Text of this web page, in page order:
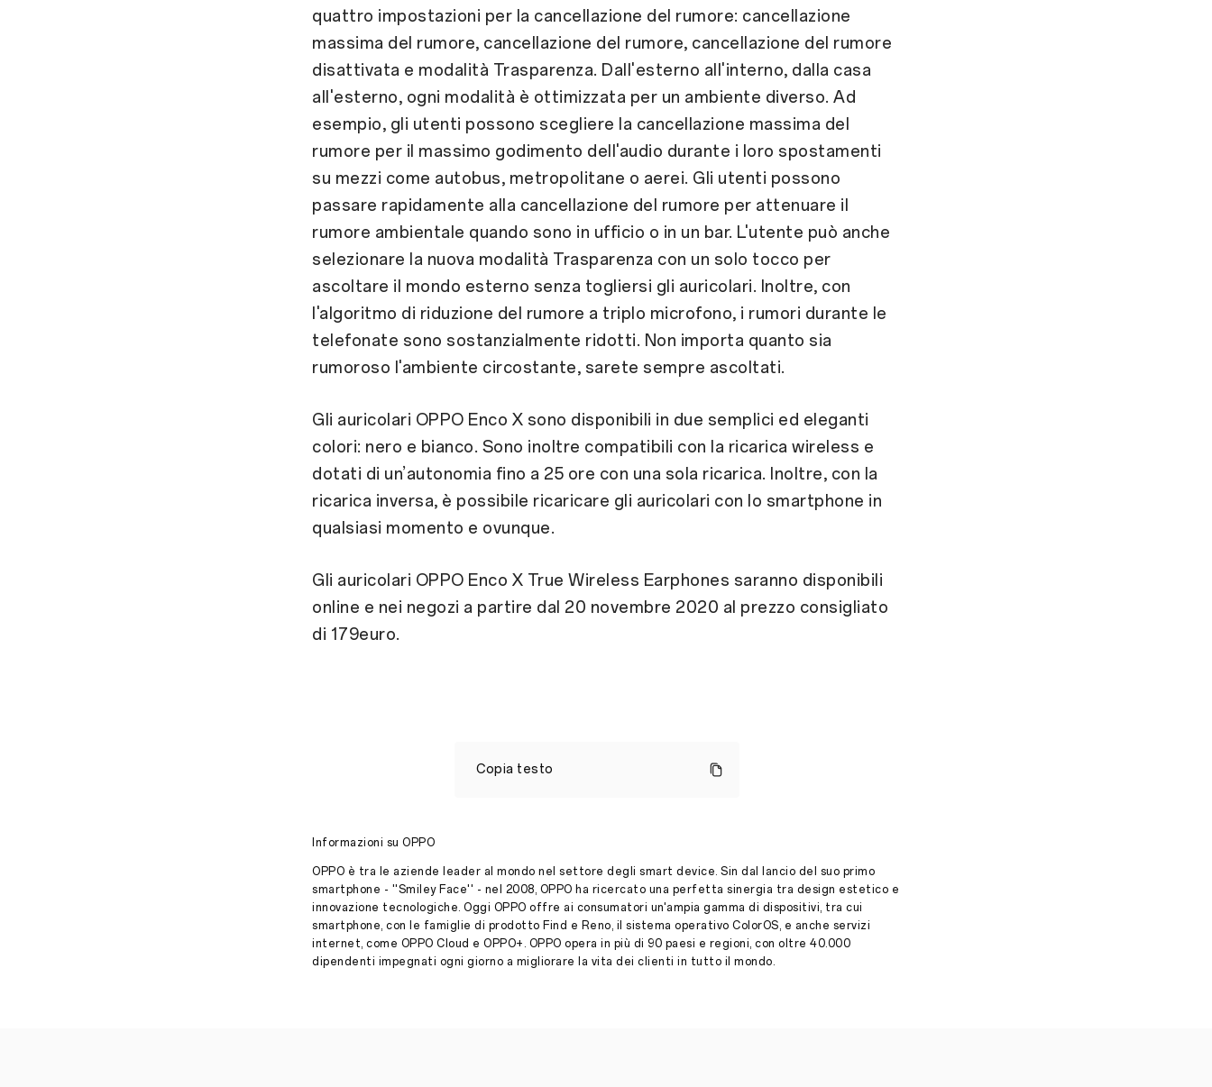
quattro impostazioni per la cancellazione del rumore: cancellazione
massima del rumore, cancellazione del rumore, cancellazione del rumore
disattivata e modalità Trasparenza. Dall'esterno all'interno, dalla casa
all'esterno, ogni modalità è ottimizzata per un ambiente diverso. Ad
esempio, gli utenti possono scegliere la cancellazione massima del
rumore per il massimo godimento dell'audio durante i loro spostamenti
su mezzi come autobus, metropolitane o aerei. Gli utenti possono
passare rapidamente alla cancellazione del rumore per attenuare il
rumore ambientale quando sono in ufficio o in un bar. L'utente può anche
selezionare la nuova modalità Trasparenza con un solo tocco per
ascoltare il mondo esterno senza togliersi gli auricolari. Inoltre, con
l'algoritmo di riduzione del rumore a triplo microfono, i rumori durante le
telefonate sono sostanzialmente ridotti. Non importa quanto sia
rumoroso l'ambiente circostante, sarete sempre ascoltati.
Gli auricolari OPPO Enco X sono disponibili in due semplici ed eleganti
colori: nero e bianco. Sono inoltre compatibili con la ricarica wireless e
dotati di un’autonomia fino a 25 ore con una sola ricarica. Inoltre, con la
ricarica inversa, è possibile ricaricare gli auricolari con lo smartphone in
qualsiasi momento e ovunque.
Gli auricolari OPPO Enco X True Wireless Earphones saranno disponibili
online e nei negozi a partire dal 20 novembre 2020 al prezzo consigliato
di 179euro.
Copia testo
con
cancellazione
attiva
del
rumore.Disponibili
dal
20
Informazioni su OPPO
OPPO è tra le aziende leader al mondo nel settore degli smart device. Sin dal lancio del suo primo
smartphone - ''Smiley Face'' - nel 2008, OPPO ha ricercato una perfetta sinergia tra design estetico e
innovazione tecnologiche. Oggi OPPO offre ai consumatori un'ampia gamma di dispositivi, tra cui
smartphone, con le famiglie di prodotto Find e Reno, il sistema operativo ColorOS, e anche servizi
internet, come OPPO Cloud e OPPO+. OPPO opera in più di 90 paesi e regioni, con oltre 40.000
dipendenti impegnati ogni giorno a migliorare la vita dei clienti in tutto il mondo.